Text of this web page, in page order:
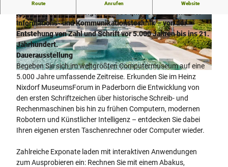
© Heinz Nixdorf MuseumsForum, Sergei Magel
© Heinz Nixdorf MuseumsForum, Sergei Magel
Route Anrufen Website
Informations- und Kommunikationstechnik – von der
Entstehung von Zahl und Schrift vor 5.000 Jahren bis ins 21.
Jahrhundert.
Dauerausstellung
Begeben Sie sich im weltgrößten Computermuseum auf eine
5.000 Jahre umfassende Zeitreise. Erkunden Sie im Heinz
Nixdorf MuseumsForum in Paderborn die Entwicklung von
den ersten Schriftzeichen über historische Schreib- und
Rechenmaschinen bis hin zu frühen Computern, modernen
Robotern und Künstlicher Intelligenz – entdecken Sie dabei
Ihren eigenen ersten Taschenrechner oder Computer wieder.
Zahlreiche Exponate laden mit interaktiven Anwendungen
zum Ausprobieren ein: Rechnen Sie mit einem Abakus,